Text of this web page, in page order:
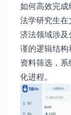
如何高效完
法学研究生
济法领域涉
谨的逻辑结
资料筛选，
化进程。